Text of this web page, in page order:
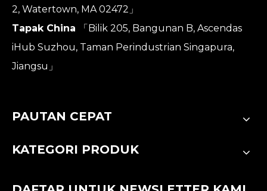
2, Watertown, MA 02472」
Tapak China
「Bilik 205, Bangunan B, Ascendas
iHub Suzhou, Taman Perindustrian Singapura,
Jiangsu」
PAUTAN CEPAT
KATEGORI PRODUK